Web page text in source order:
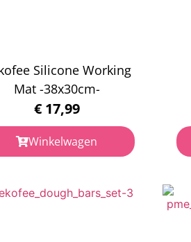
Silicone Working
Mat -38x30cm-
€17,99
Winkelwagen